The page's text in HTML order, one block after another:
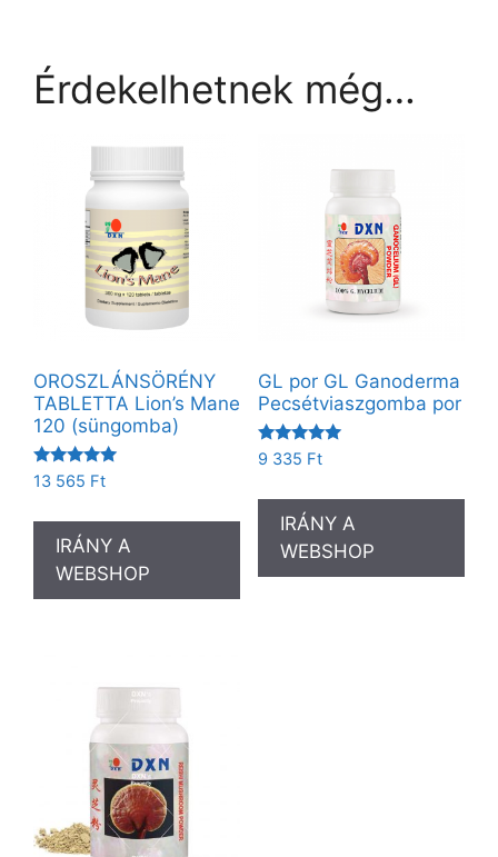
Érdekelhetnek még…
OROSZLÁNSÖRÉNY
TABLETTA Lion’s Mane
120 (süngomba)
Értékelés:
5.00
13 565 Ft
IRÁNY A
WEBSHOP
GL por GL Ganoderma
Pecsétviaszgomba por
Értékelés:
5.00
9 335 Ft
IRÁNY A
WEBSHOP